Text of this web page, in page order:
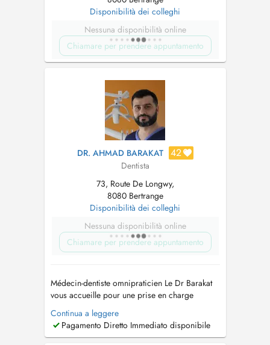
Disponibilità dei colleghi
Nessuna disponibilità online
Chiamare per prendere appuntamento
DR. AHMAD BARAKAT 42
Dentista
73, Route De Longwy,
8080 Bertrange
Disponibilità dei colleghi
Nessuna disponibilità online
Chiamare per prendere appuntamento
Médecin-dentiste omnipraticien Le Dr Barakat
vous accueille pour une prise en charge
complète : soins conservateurs (caries),
traitements endodontiques (dévitalisations),
extractions dentaires, détartrage, ainsi que la
Continua a leggere
Pagamento Diretto Immediato disponibile